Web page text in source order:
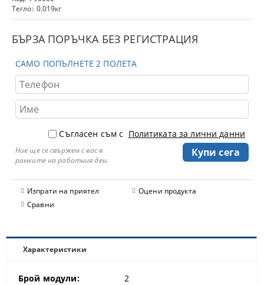
Тегло: 0.019кг
БЪРЗА ПОРЪЧКА БЕЗ РЕГИСТРАЦИЯ
САМО ПОПЪЛНЕТЕ 2 ПОЛЕТА
Съгласен съм с Политиката за лични данни
Ние ще се свържем с вас в
рамките на работния ден.
Изпрати на приятел
Оцени продукта
Сравни
Характеристики
Брой модули:
2